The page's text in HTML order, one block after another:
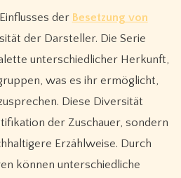
der Besetzung von
der Darsteller. Die Serie
unterschiedlicher Herkunft,
was es ihr ermöglicht,
Diese Diversität
der Zuschauer, sondern
Erzählweise. Durch
können unterschiedliche